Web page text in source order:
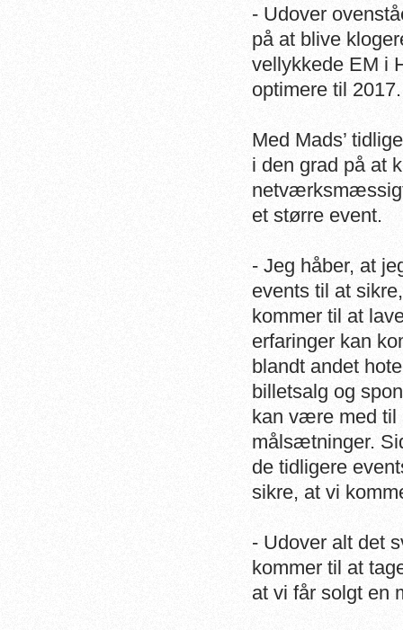
- Udover
på at blive
vellykkede EM i
optimere til
Med Mads’
i den grad på at
et større event.
- Jeg håber, at
events til at
kommer til at
erfaringer kan
blandt andet
billetsalg og
kan være med til
målsætninger.
de tidligere
sikre, at vi
- Udover alt det
kommer til at
at vi får solgt en